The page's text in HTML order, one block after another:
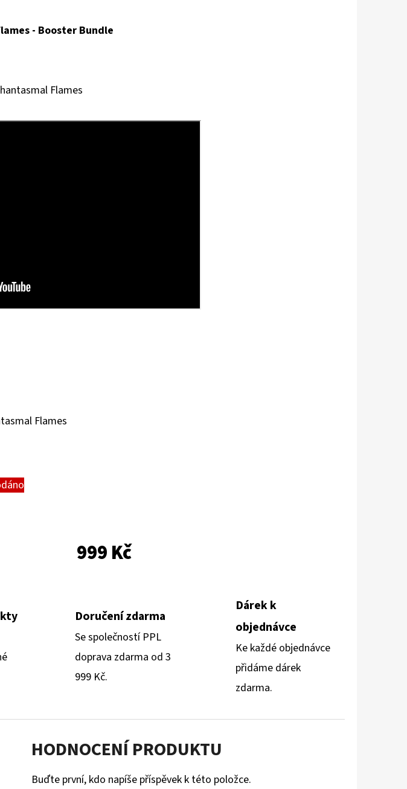
- Booster Bundle
Flames
Flames
999 Kč
Doručení zdarma
Se společností PPL
doprava zdarma od 3
999 Kč.
Dárek k
objednávce
Ke každé objednávce
přidáme dárek
zdarma.
HODNOCENÍ PRODUKTU
Buďte první, kdo napíše příspěvek k této položce.